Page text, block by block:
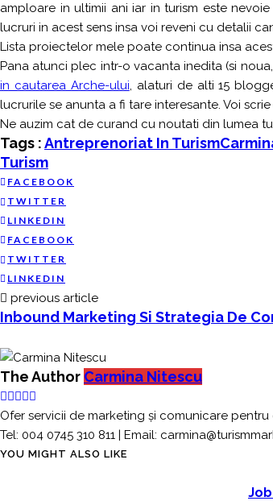
amploare in ultimii ani iar in turism este
lucruri in acest sens insa voi reveni cu detalii
Lista proiectelor mele poate continua insa
Pana atunci plec intr-o vacanta inedita (si
in cautarea Arche-ului, alaturi de alti 15
lucrurile se anunta a fi tare interesante. Voi
Ne auzim cat de curand cu noutati din lumea
Tags :Antreprenoriat In Turism
Turism
FACEBOOK
TWITTER
LINKEDIN
FACEBOOK
TWITTER
LINKEDIN
previous article
Inbound Marketing Si Strategia De
The Author Carmina Nitescu
Ofer servicii de marketing și comunicare
Tel: 004 0745 310 811 | Email:
YOU MIGHT ALSO LIKE